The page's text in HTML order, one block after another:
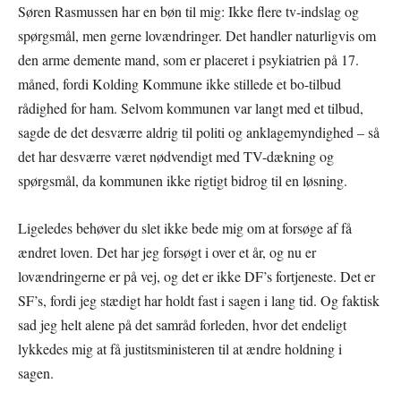
Søren Rasmussen har en bøn til mig: Ikke flere tv-indslag og
spørgsmål, men gerne lovændringer. Det handler naturligvis om
den arme demente mand, som er placeret i psykiatrien på 17.
måned, fordi Kolding Kommune ikke stillede et bo-tilbud
rådighed for ham. Selvom kommunen var langt med et tilbud,
sagde de det desværre aldrig til politi og anklagemyndighed – så
det har desværre været nødvendigt med TV-dækning og
spørgsmål, da kommunen ikke rigtigt bidrog til en løsning.
Ligeledes behøver du slet ikke bede mig om at forsøge af få
ændret loven. Det har jeg forsøgt i over et år, og nu er
lovændringerne er på vej, og det er ikke DF’s fortjeneste. Det er
SF’s, fordi jeg stædigt har holdt fast i sagen i lang tid. Og faktisk
sad jeg helt alene på det samråd forleden, hvor det endeligt
lykkedes mig at få justitsministeren til at ændre holdning i
sagen.